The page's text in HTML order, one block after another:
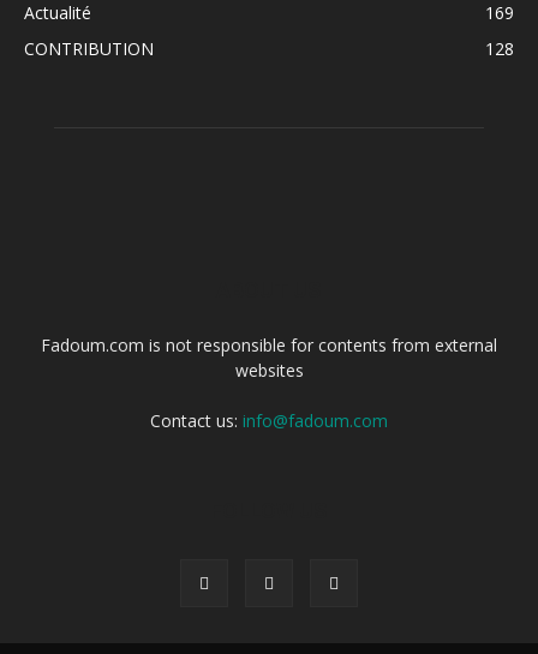
Actualité
169
CONTRIBUTION
128
Fadoum.com is not responsible for contents from external
websites
Contact us: info@fadoum.com